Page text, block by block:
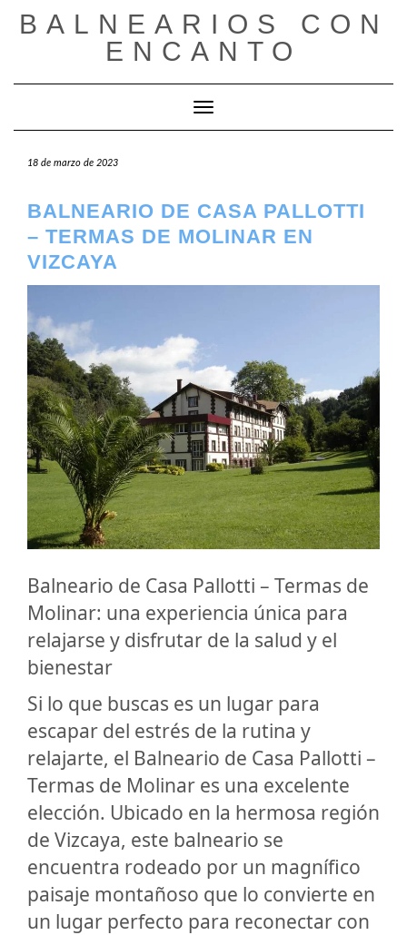
BALNEARIOS CON
ENCANTO
Cambiar modo de navegación
18 de marzo de 2023
BALNEARIO DE CASA PALLOTTI
– TERMAS DE MOLINAR EN
VIZCAYA
Balneario de Casa Pallotti – Termas de
Molinar: una experiencia única para
relajarse y disfrutar de la salud y el
bienestar
Si lo que buscas es un lugar para
escapar del estrés de la rutina y
relajarte, el Balneario de Casa Pallotti –
Termas de Molinar es una excelente
elección. Ubicado en la hermosa región
de Vizcaya, este balneario se
encuentra rodeado por un magnífico
paisaje montañoso que lo convierte en
un lugar perfecto para reconectar con